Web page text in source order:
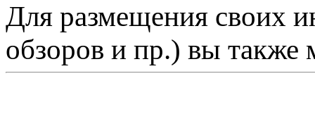
Для размещения своих
обзоров и пр.) вы также